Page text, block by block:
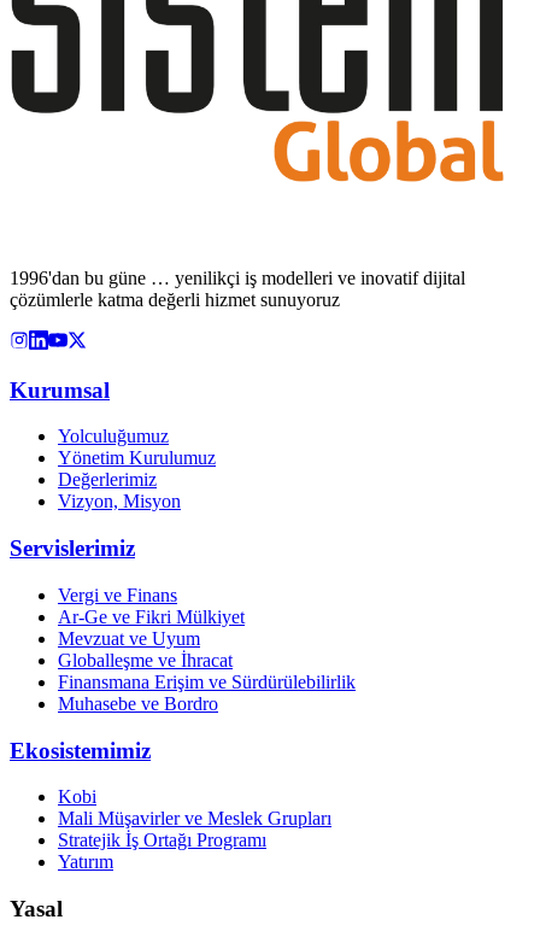
1996'dan bu güne … yenilikçi iş modelleri ve inovatif dijital
çözümlerle katma değerli hizmet sunuyoruz
Kurumsal
Yolculuğumuz
Yönetim Kurulumuz
Değerlerimiz
Vizyon, Misyon
Servislerimiz
Vergi ve Finans
Ar-Ge ve Fikri Mülkiyet
Mevzuat ve Uyum
Globalleşme ve İhracat
Finansmana Erişim ve Sürdürülebilirlik
Muhasebe ve Bordro
Ekosistemimiz
Kobi
Mali Müşavirler ve Meslek Grupları
Stratejik İş Ortağı Programı
Yatırım
Yasal